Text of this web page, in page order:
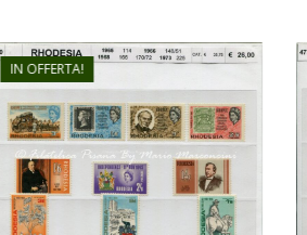
IN OFFERTA!
€26,00
€18,00